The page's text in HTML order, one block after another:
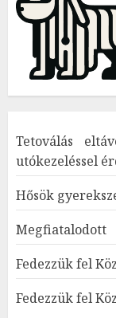
Tetoválás
utókezeléssel
Hősök
Megfiatalodott
Fedezzük fel
Fedezzük fel